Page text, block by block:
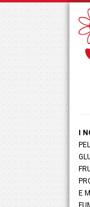
I
E